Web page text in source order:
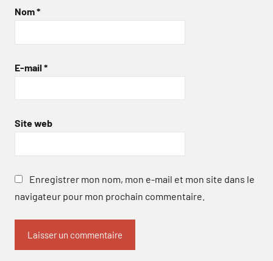
Nom*
E-mail *
Site web
Enregistrer mon nom, mon e-mail et mon site dans le
navigateur pour mon prochain commentaire.